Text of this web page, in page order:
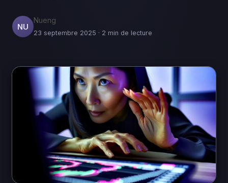
NU
Nueng
23 septembre 2025 · 2 min de lecture